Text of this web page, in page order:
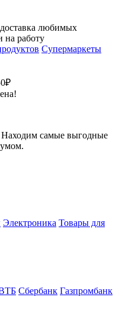
любимых
на работу
Супермаркеты
самые выгодные
Электроника Товары для
Сбербанк Газпромбанк